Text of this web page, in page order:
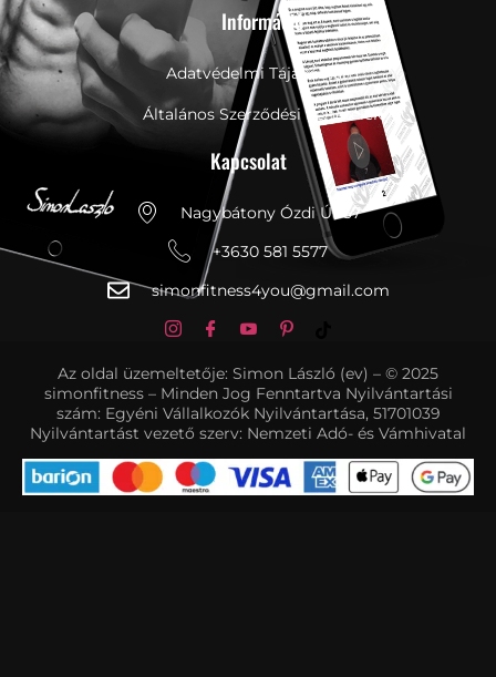
Információ
Adatvédelmi Tájákoztató
Általános Szerződési Feltételek
Kapcsolat
Nagybátony Ózdi Út 37
+3630 581 5577
simonfitness4you@gmail.com
Az oldal üzemeltetője: Simon László (ev) – © 2025
simonfitness – Minden Jog Fenntartva Nyilvántartási
szám: Egyéni Vállalkozók Nyilvántartása, 51701039
Nyilvántartást vezető szerv: Nemzeti Adó- és Vámhivatal